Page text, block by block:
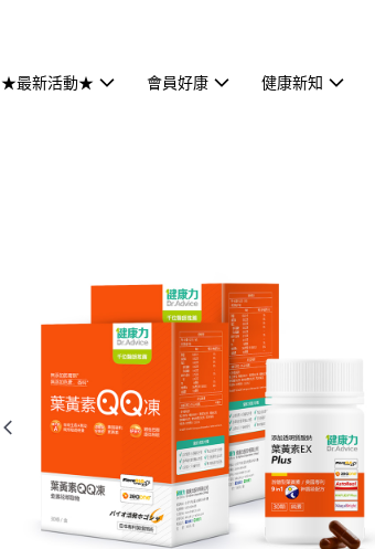
★最新活動★ 會員好康 健康新知